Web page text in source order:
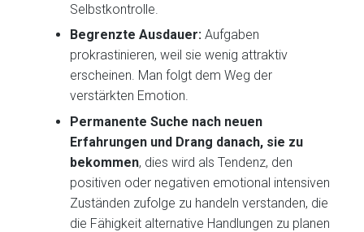
Selbstkontrolle.
Begrenzte Ausdauer:Aufgaben
prokrastinieren, weil sie wenig attraktiv
erscheinen. Man folgt dem Weg der
verstärkten Emotion.
Permanente Suche nach neuen
Erfahrungen und Drang danach, sie zu
bekommen, dies wird als Tendenz, den
positiven oder negativen emotional intensiven
Zuständen zufolge zu handeln verstanden, die
die Fähigkeit alternative Handlungen zu planen